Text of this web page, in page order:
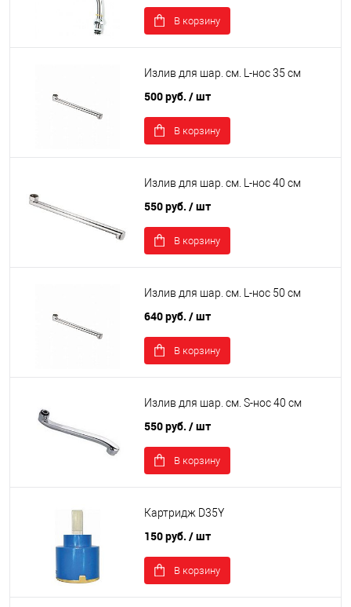
В корзину
Излив для шар. см. L-нос 35 см
500 руб. / шт
В корзину
Излив для шар. см. L-нос 40 см
550 руб. / шт
В корзину
Излив для шар. см. L-нос 50 см
640 руб. / шт
В корзину
Излив для шар. см. S-нос 40 см
550 руб. / шт
В корзину
Картридж D35Y
150 руб. / шт
В корзину